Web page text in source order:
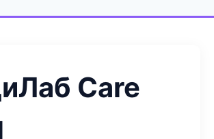
Care